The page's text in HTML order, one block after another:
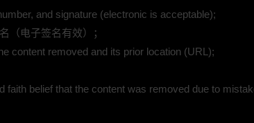
and signature (electronic is acceptable);
（电子签名有效）；
content removed and its prior location (URL);
faith belief that the content was removed due to
午夜P站 色里色 小可爱